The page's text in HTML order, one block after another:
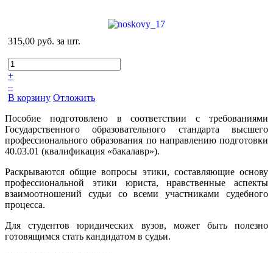
315,00 руб. за шт.
+
–
В корзину Отложить
Пособие подготовлено в соответствии с требованиями
Государственного образовательного стандарта высшего
профессионального образования по направлению подготовки
40.03.01 (квалификация «бакалавр»).
Раскрываются общие вопросы этики, составляющие основу
профессиональной этики юриста, нравственные аспекты
взаимоотношений судьи со всеми участниками судебного
процесса.
Для студентов юридических вузов, может быть полезно
готовящимся стать кандидатом в судьи.